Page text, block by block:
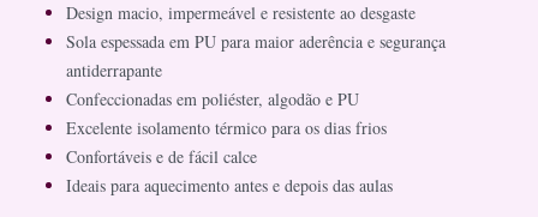
Design macio, impermeável e resistente ao desgaste
Sola espessada em PU para maior aderência e segurança
antiderrapante
Confeccionadas em poliéster, algodão e PU
Excelente isolamento térmico para os dias frios
Confortáveis e de fácil calce
Ideais para aquecimento antes e depois das aulas